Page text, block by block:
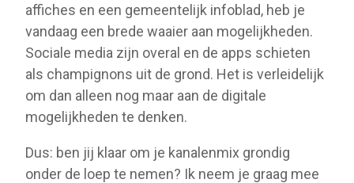
affiches en een gemeentelijk infoblad, heb je
vandaag een brede waaier aan mogelijkheden.
Sociale media zijn overal en de apps schieten
als champignons uit de grond. Het is verleidelijk
om dan alleen nog maar aan de digitale
mogelijkheden te denken.
Dus: ben jij klaar om je kanalenmix grondig
onder de loep te nemen? Ik neem je graag mee